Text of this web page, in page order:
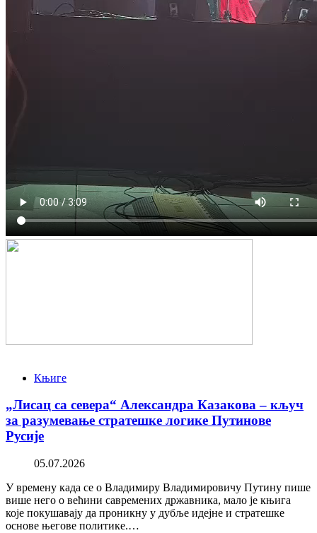
Књиге
„Лисац са севера“ Александра Казакова – кључ
за разумевање стратешке логике Путинове
Русије
05.07.2026
У времену када се о Владимиру Владимировичу Путину пише
више него о већини савремених државника, мало је књига
које покушавају да проникну у дубље идејне и стратешке
основе његове политике.…